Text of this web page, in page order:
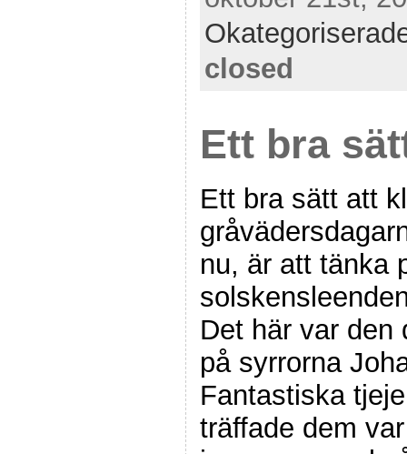
closed
Ett bra
Ett bra sätt att
nu, är att tänka
Det här var den
på syrrorna
Fantastiska
träffade dem